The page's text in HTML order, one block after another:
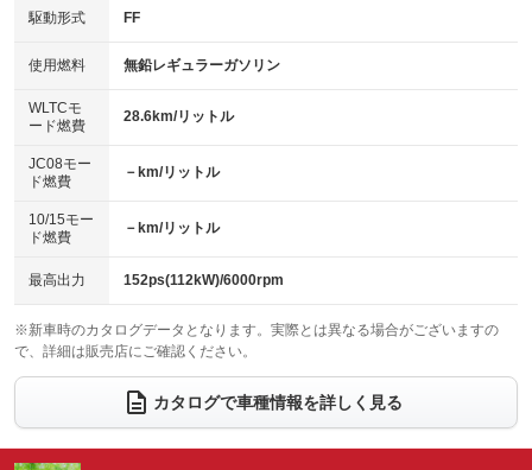
USB入力端子
：装備なし
100V電源
：装備なし
センターデフロック
：装備なし
電動格納ミラー
：装備なし
HID(キセノンライト)
：装備なし
バックカメラ
：装備なし
エアロ
：装備なし
：装備なし
パワーシート
ベンチシート
：装備なし
チップアップシート
：装備なし
：装備なし ：装備あり
ウォークスルー
：装備なし
電動リアゲート フロントカメラ
：装備なし
：装備あり ：装備あり
駆動形式 FF
使用燃料 無鉛レギュラーガソリン
WLTCモ
ード燃費
28.6km/リットル
JC08モー
ド燃費
－km/リットル
10/15モー
ド燃費
－km/リットル
最高出力 152ps(112kW)/6000rpm
※新車時のカタログデータとなります。実際とは異なる場合がございますの
で、詳細は販売店にご確認ください。
カタログで車種情報を詳しく見る